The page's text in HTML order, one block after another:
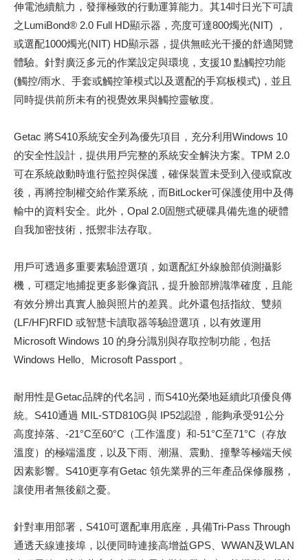
伸電池續航力，發揮極致的行動運算能力。其14吋日光下可讀
之LumiBond® 2.0 Full HD顯示器，亮度可達800燭光(NIT) ，
或選配1000燭光(NIT) HD顯示器，提供無眩光干擾的舒適閱覽
體驗。針對廣泛多元的作業設定與環境，支援10 點觸控功能
(觸控/雨水、手套或觸控筆模式以及選配的手寫板模式)，並且
同時提供前所未有的視覺效果與觸控靈敏度。
Getac 將S410系統安全列為優先項目，充分利用Windows 10
的安全性設計，提供用戶完整的系統安全解決方案。TPM 2.0
可在系統啟動時進行監控與保護，確保裝置未受到入侵或竄改
後，再將控制權交給作業系統，而BitLocker可保護使用中及傳
輸中的資料安全。此外，Opal 2.0固態式硬碟具備先進的硬體
自我加密技術，抵禦非法存取。
用戶可透過多重要素驗證選項，如選配紅外線臉部偵測攝影
機，可穩定地捕捉更多影像資訊，提升臉部辨識準確度，且能
有效分辨出真實人臉與照片的差異。此外還包括指紋、雙頻
(LF/HF)RFID 或智慧卡讀取器等驗證選項，以有效運用
Microsoft Windows 10 的身分識別與存取控制功能，包括
Windows Hello、Microsoft Passport 。
耐用性是Getac品牌的代名詞，而S410光榮地延續此項優良傳
統。S410通過 MIL-STD810G與 IP52認證，能夠承受91公分
高度掉落、-21°C至60°C（工作溫度）和-51°C至71°C（存放
溫度）的極端溫度，以及下雨、潮濕、震動、撞擊等極端天候
因素影響。S410更享有Getac 領先業界的三年產品保修服務，
讓使用者無後顧之憂。
針對車用部署，S410可選配車用底座，具備Tri-Pass Through
通透天線連接埠，以便同時連接高增益GPS、WWAN及WLAN